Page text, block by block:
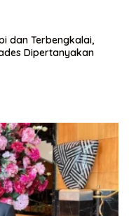
dan Terbengkalai,
Dipertanyakan